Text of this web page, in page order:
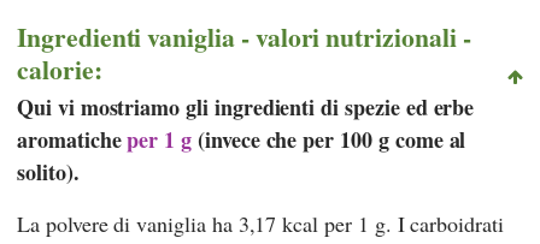
Ingredienti vaniglia - valori nutrizionali -
calorie:
Qui vi mostriamo gli ingredienti di spezie ed erbe
aromaticheper 1 g(invece che per 100 g come al
solito).
La polvere di vaniglia ha 3,17 kcal per 1 g. I carboidrati